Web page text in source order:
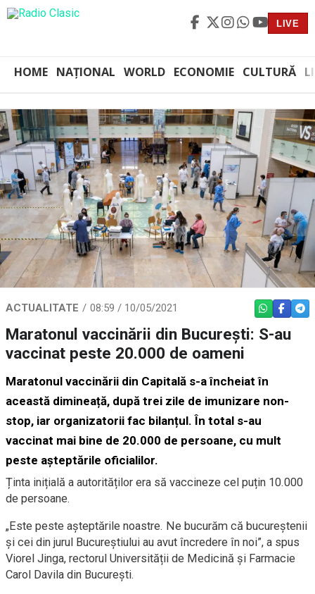
LIVE
HOME NAȚIONAL WORLD ECONOMIE CULTURĂ
ACTUALITATE 08:59 / 10/05/2021 WHATSAPP
Maratonul vaccinării din București: S-au
vaccinat peste 20.000 de oameni
Maratonul vaccinării din Capitală s-a încheiatîn
această dimineață, după trei zile de imunizare non-
stop, iar organizatorii fac bilanțul. În total s-au
vaccinat mai bine de 20.000 de persoane, cu mult
peste așteptările oficialilor.
Ținta inițială a autorităților era să vaccineze cel puțin 10.000
de persoane.
„Este peste așteptările noastre. Ne bucurăm că bucureștenii
și cei din jurul Bucureștiului au avut încredere în noi”, a spus
Viorel Jinga, rectorul Universității de Medicină și Farmacie
Carol Davila din București.